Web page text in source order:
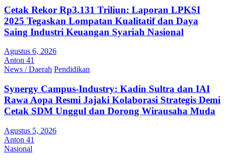
Cetak Rekor Rp3.131 Triliun: Laporan LPKSI
2025 Tegaskan Lompatan Kualitatif dan Daya
Saing Industri Keuangan Syariah Nasional
Agustus 6, 2026
Anton 41
News / Daerah Pendidikan
Synergy Campus-Industry: Kadin Sultra dan IAI
Rawa Aopa Resmi Jajaki Kolaborasi Strategis Demi
Cetak SDM Unggul dan Dorong Wirausaha Muda
Agustus 5, 2026
Anton 41
Nasional